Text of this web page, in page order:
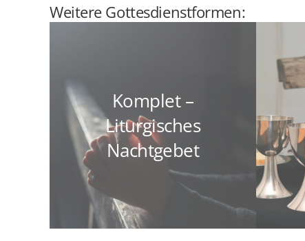
Weitere Gottesdienstformen:
Komplet –
Liturgisches
Nachtgebet